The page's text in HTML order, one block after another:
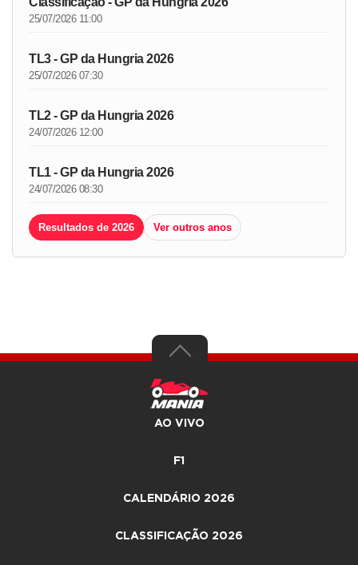
25/07/2026 11:00
TL3 - GP da Hungria 2026
25/07/2026 07:30
TL2 - GP da Hungria 2026
24/07/2026 12:00
TL1 - GP da Hungria 2026
24/07/2026 08:30
Resultados de 2026 Ver outros anos
AO VIVO
F1
CALENDÁRIO 2026
CLASSIFICAÇÃO 2026